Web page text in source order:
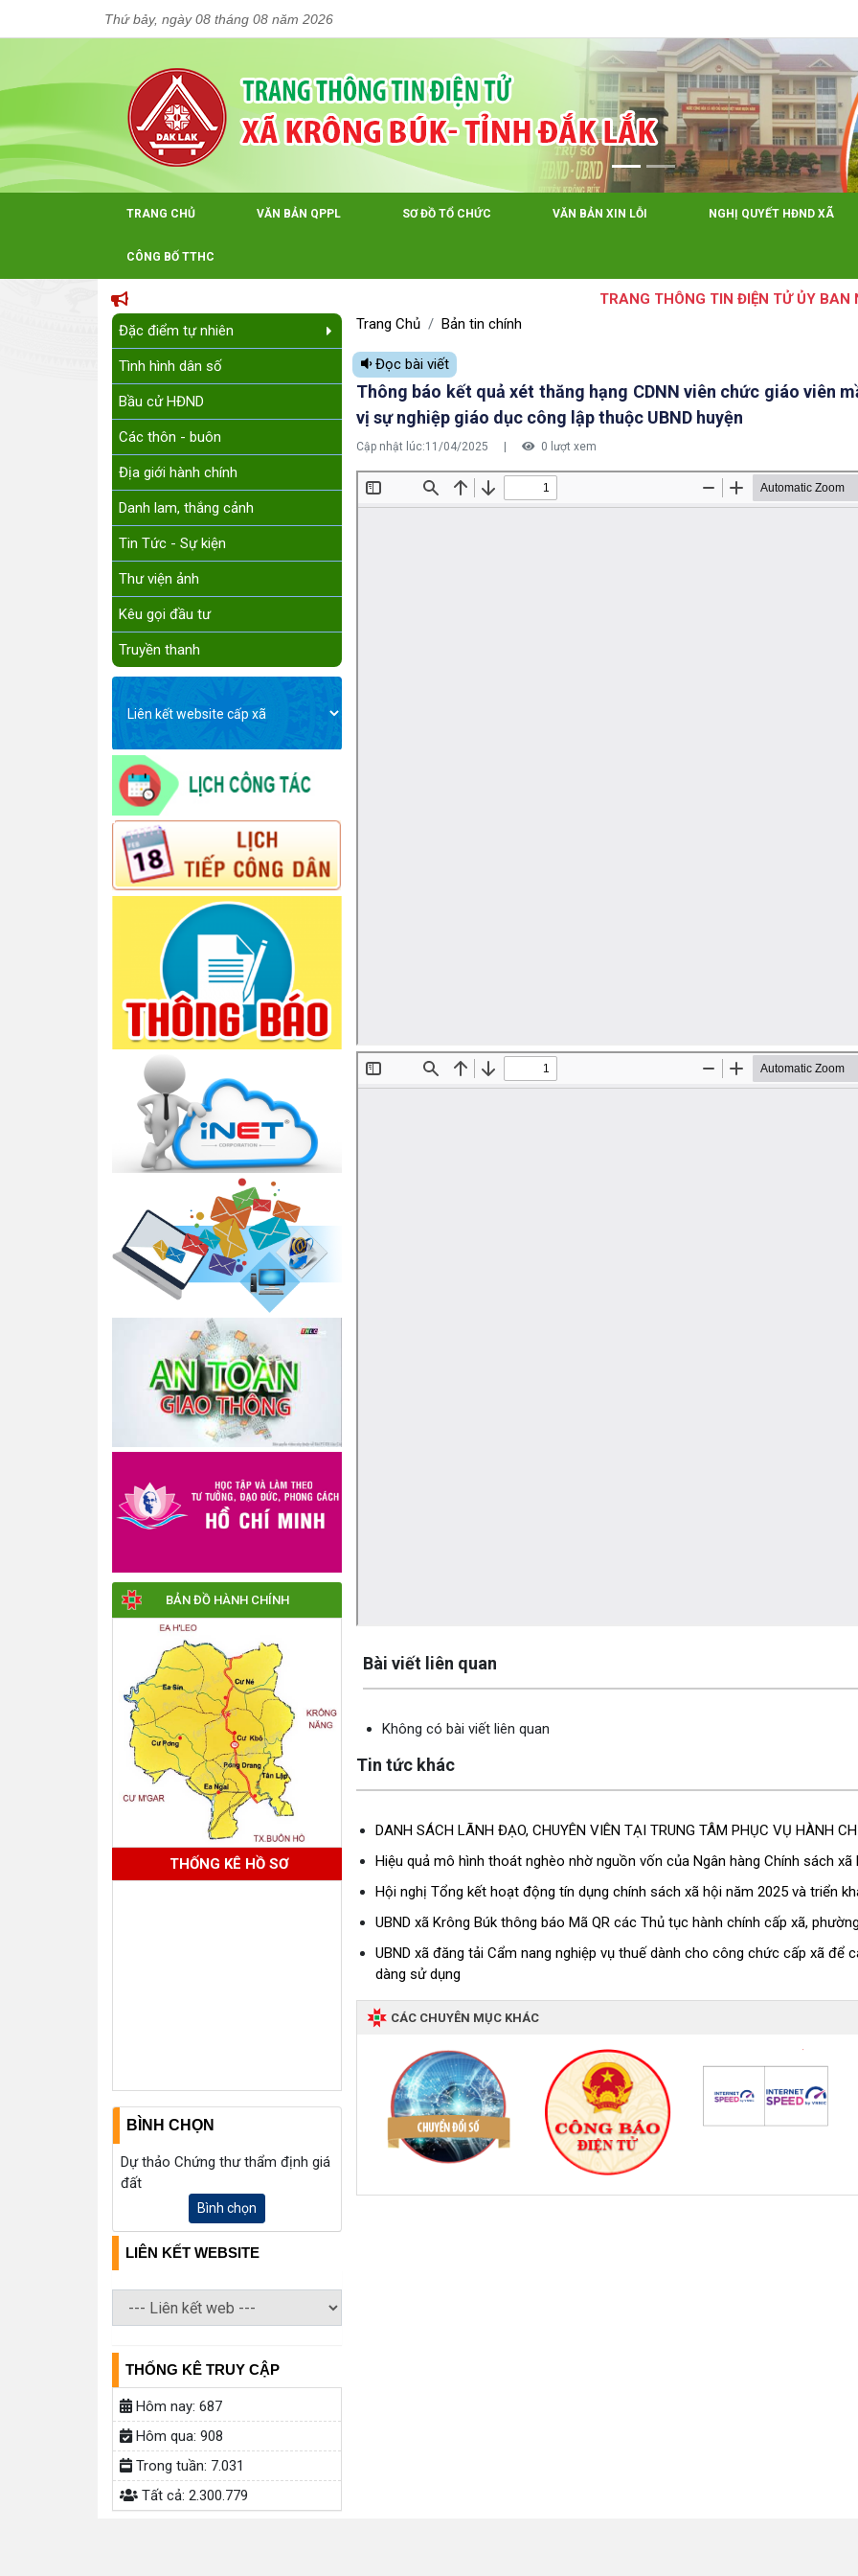
Thứ bảy, ngày 08 tháng 08 năm 2026
TRANG CHỦ VĂN BẢN QPPL SƠ ĐỒ TỔ CHỨC VĂN BẢN XIN LỖI NGHỊ QUYẾT HĐND XÃ
CÔNG BỐ TTHC
TRANG THÔNG TIN ĐIỆN TỬ ỦY BAN
Đặc điểm tự nhiên
Tình hình dân số
Bầu cử HĐND
Các thôn - buôn
Địa giới hành chính
Danh lam, thắng cảnh
Tin Tức - Sự kiện
Thư viện ảnh
Kêu gọi đầu tư
Truyền thanh
BẢN ĐỒ HÀNH CHÍNH
THỐNG KÊ HỒ SƠ
BÌNH CHỌN
Dự thảo Chứng thư thẩm định giá
đất
Bình chọn
LIÊN KẾT WEBSITE
THỐNG KÊ TRUY CẬP
Hôm nay: 687
Hôm qua: 908
Trong tuần: 7.031
Tất cả: 2.300.779
Trang Chủ Bản tin chính
Đọc bài viết
Thông báo kết quả xét thăng hạng CDNN viên chức giáo viên
vị sự nghiệp giáo dục công lập thuộc UBND huyện
Cập nhật lúc:11/04/2025 0 lượt xem
Bài viết liên quan
Không có bài viết liên quan
Tin tức khác
DANH SÁCH LÃNH ĐẠO, CHUYÊN VIÊN TẠI TRUNG TÂM PHỤC VỤ HÀNH
Hiệu quả mô hình thoát nghèo nhờ nguồn vốn của Ngân hàng Chính sách xã
Hội nghị Tổng kết hoạt động tín dụng chính sách xã hội năm 2025 và triển
UBND xã Krông Búk thông báo Mã QR các Thủ tục hành chính cấp xã, phường
UBND xã đăng tải Cẩm nang nghiệp vụ thuế dành cho công chức cấp xã để
dàng sử dụng
CÁC CHUYÊN MỤC KHÁC